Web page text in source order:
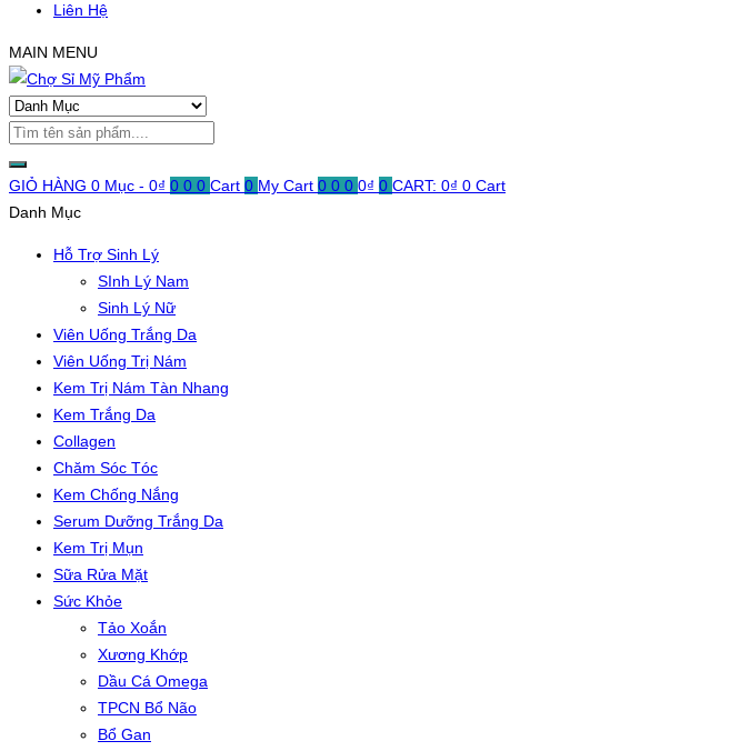
Liên Hệ
MAIN MENU
GIỎ HÀNG 0 Mục - 0₫ 0 0 0 Cart 0 My Cart 0 0 0 0₫ 0 CART: 0₫ 0 Cart
Danh Mục
Hỗ Trợ Sinh Lý
SInh Lý Nam
Sinh Lý Nữ
Viên Uống Trắng Da
Viên Uống Trị Nám
Kem Trị Nám Tàn Nhang
Kem Trắng Da
Collagen
Chăm Sóc Tóc
Kem Chống Nắng
Serum Dưỡng Trắng Da
Kem Trị Mụn
Sữa Rửa Mặt
Sức Khỏe
Tảo Xoắn
Xương Khớp
Dầu Cá Omega
TPCN Bổ Não
Bổ Gan